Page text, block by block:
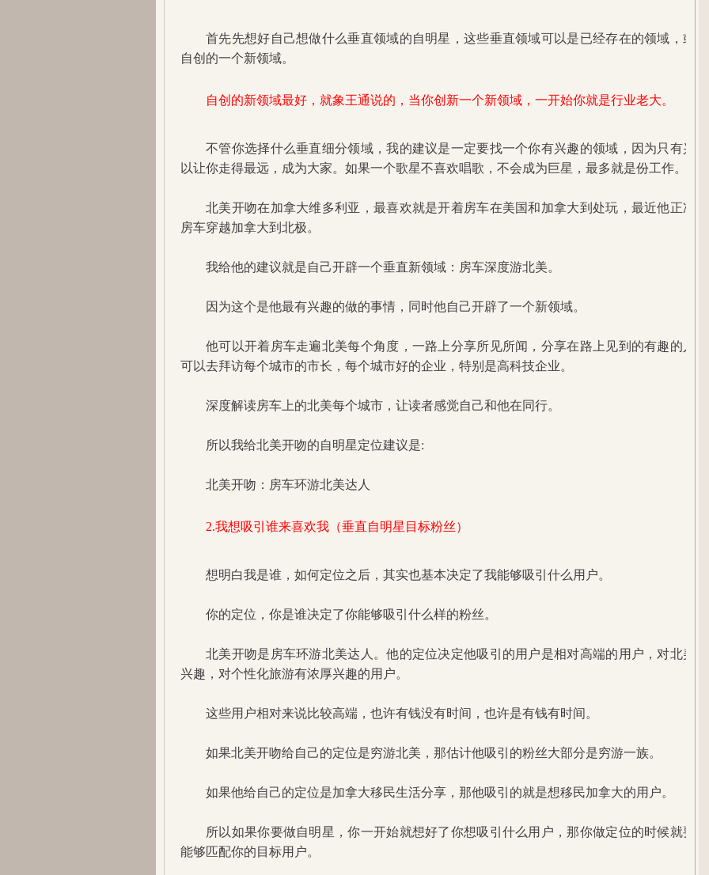
首先先想好自己想做什么垂直领域的自明星，这些垂直领域可以是已经存在的领域，或
自创的一个新领域。
自创的新领域最好，就象王通说的，当你创新一个新领域，一开始你就是行业老大。
不管你选择什么垂直细分领域，我的建议是一定要找一个你有兴趣的领域，因为只有兴
以让你走得最远，成为大家。如果一个歌星不喜欢唱歌，不会成为巨星，最多就是份工作。
北美开吻在加拿大维多利亚，最喜欢就是开着房车在美国和加拿大到处玩，最近他正准
房车穿越加拿大到北极。
我给他的建议就是自己开辟一个垂直新领域：房车深度游北美。
因为这个是他最有兴趣的做的事情，同时他自己开辟了一个新领域。
他可以开着房车走遍北美每个角度，一路上分享所见所闻，分享在路上见到的有趣的人
可以去拜访每个城市的市长，每个城市好的企业，特别是高科技企业。
深度解读房车上的北美每个城市，让读者感觉自己和他在同行。
所以我给北美开吻的自明星定位建议是:
北美开吻：房车环游北美达人
2.我想吸引谁来喜欢我（垂直自明星目标粉丝）
想明白我是谁，如何定位之后，其实也基本决定了我能够吸引什么用户。
你的定位，你是谁决定了你能够吸引什么样的粉丝。
北美开吻是房车环游北美达人。他的定位决定他吸引的用户是相对高端的用户，对北美
兴趣，对个性化旅游有浓厚兴趣的用户。
这些用户相对来说比较高端，也许有钱没有时间，也许是有钱有时间。
如果北美开吻给自己的定位是穷游北美，那估计他吸引的粉丝大部分是穷游一族。
如果他给自己的定位是加拿大移民生活分享，那他吸引的就是想移民加拿大的用户。
所以如果你要做自明星，你一开始就想好了你想吸引什么用户，那你做定位的时候就要
能够匹配你的目标用户。